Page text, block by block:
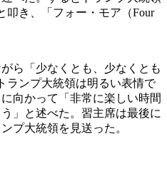
叩き、「フォー・モア（Four
ら「少なくとも、少なくとも
ランプ大統領は明るい表情で
向かって「非常に楽しい時間
」と述べた。習主席は最後に
プ大統領を見送った。